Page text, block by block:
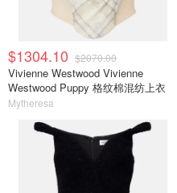
$1304.10 $2070.00
Vivienne Westwood Vivienne
Westwood Puppy 格纹棉混纺上衣
Mytheresa